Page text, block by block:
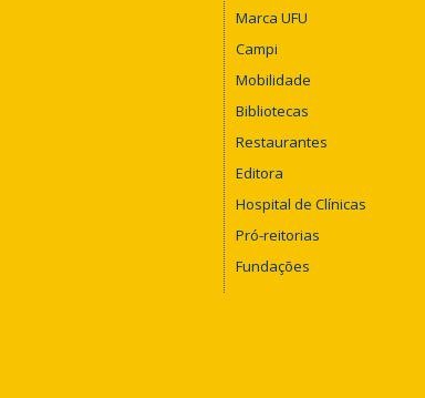
Marca UFU
Campi
Mobilidade
Bibliotecas
Restaurantes
Editora
Hospital de Clínicas
Pró-reitorias
Fundações